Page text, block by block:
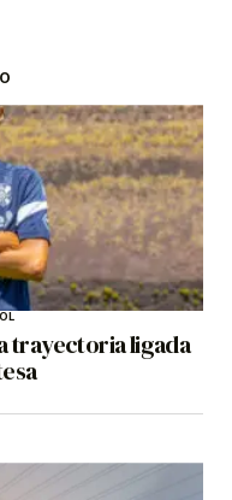
trayectoria ligada